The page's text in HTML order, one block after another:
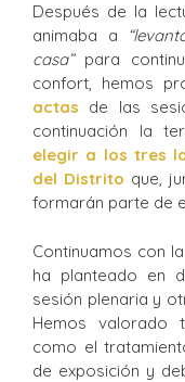
Después de la
animaba a
casa”para
confort, hemos
actas de las
continuación la
elegir a los tres
del Distrito que,
formarán parte de
Continuamos con la
ha planteado en
sesión plenaria y
Hemos valorado
como el
de exposición y